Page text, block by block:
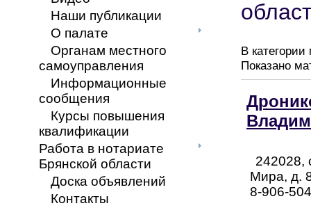
Наши публикации
О палате
Органам местного
самоуправления
Информационные
сообщения
Курсы повышения
квалификации
Работа в нотариате
Брянской области
Доска объявлений
Контакты
В
Показано
242028,
Мира, д.
8-906-